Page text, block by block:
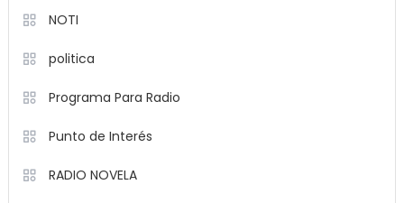
NOTI
politica
Programa Para Radio
Punto de Interés
RADIO NOVELA